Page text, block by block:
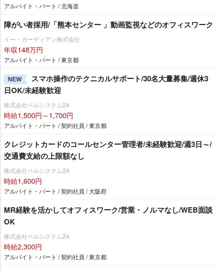
アルバイト・パート / 北海道
障がい者採用/「熊本センター 」動画監視などのオフィスワーク
イー・ガーディアン株式会社
年収148万円
アルバイト・パート / 東京都
NEW
スマホ操作のテクニカルサポート/30名大量募集/週休3
日OK/未経験歓迎
株式会社ベルシステム24
時給1,500円～1,700円
アルバイト・パート / 契約社員 / 東京都
クレジットカードのコールセンター管理者/未経験歓迎/週3日～/
交通費支給の上限額なし
株式会社ベルシステム24
時給1,600円
アルバイト・パート / 契約社員 / 大阪府
MR経験を活かしてオフィスワーク/営業・ノルマなし/WEB面談
OK
株式会社ベルシステム24
時給2,300円
アルバイト・パート / 契約社員 / 東京都